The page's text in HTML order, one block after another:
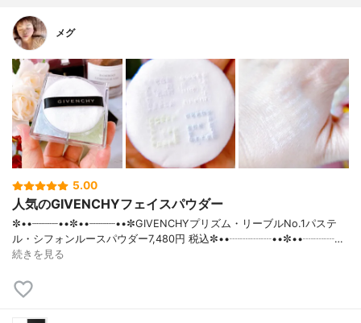
メグ
5.00
人気のGIVENCHYフェイスパウダー
✼••┈┈┈┈••✼••┈┈┈┈••✼GIVENCHYプリズム・リーブルNo.1パステ
ル・シフォンルースパウダー7,480円 税込✼••┈┈┈┈••✼••┈┈┈…
続きを見る